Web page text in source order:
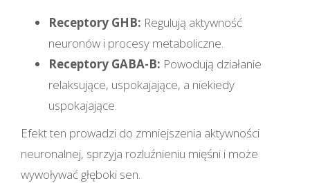
Receptory GHB: Regulują aktywność
neuronów i procesy metaboliczne.
Receptory GABA-B: Powodują działanie
relaksujące, uspokajające, a niekiedy
uspokajające.
Efekt ten prowadzi do zmniejszenia aktywności
neuronalnej, sprzyja rozluźnieniu mięśni i może
wywoływać głęboki sen.